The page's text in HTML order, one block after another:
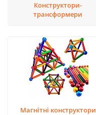
Конструктори-
трансформери
Магнітні конструктори